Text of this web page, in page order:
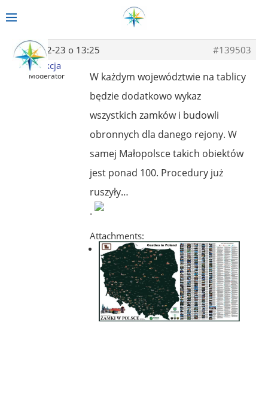
2014-02-23 o 13:25
#139503
Redakcja
Moderator
W każdym województwie na tablicy
będzie dodatkowo wykaz
wszystkich zamków i budowli
obronnych dla danego rejony. W
samej Małopolsce takich obiektów
jest ponad 100. Procedury już
ruszyły…
.
Attachments: